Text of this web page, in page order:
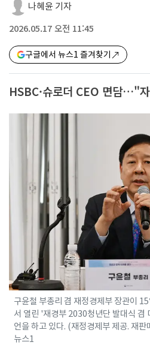
나혜윤 기자
2026.05.17 오전 11:45
구글에서 뉴스1 즐겨찾기
HSBC·슈로더 CEO 면담…"
구윤철 부총리 겸 재정경제부 장관이
서 열린 '재경부 2030청년단 발대식 겸
언을 하고 있다. (재정경제부 제공. 재
뉴스1